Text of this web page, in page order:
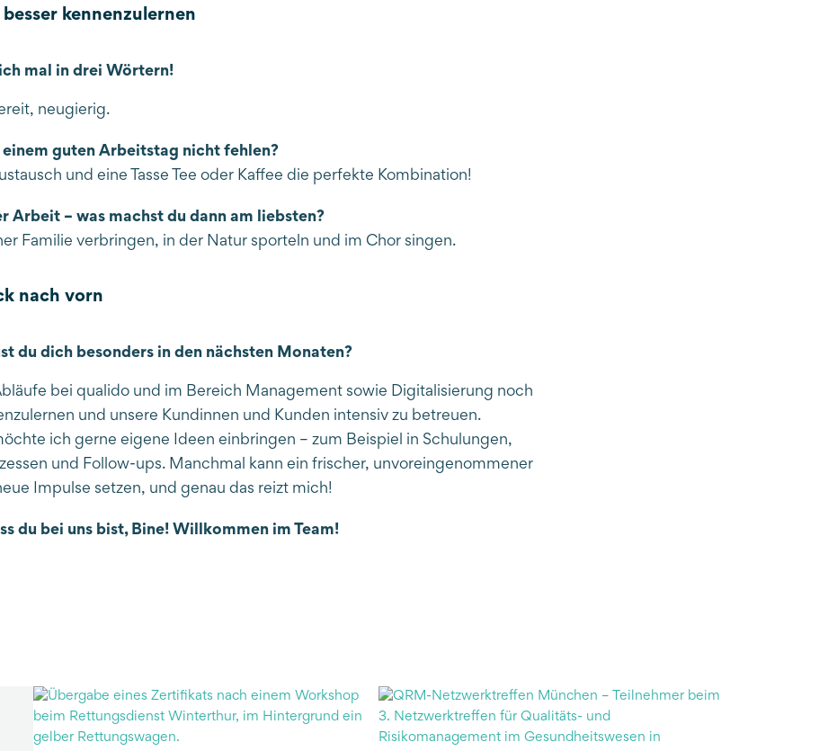
kennenzulernen
mal in drei Wörtern!
neugierig.
guten Arbeitstag nicht fehlen?
und eine Tasse Tee oder Kaffee die perfekte Kombination!
Arbeit – was machst du dann am liebsten?
Familie verbringen, in der Natur sporteln und im Chor singen.
nach vorn
du dich besonders in den nächsten Monaten?
bei qualido und im Bereich Management sowie Digitalisierung noch
und unsere Kundinnen und Kunden intensiv zu betreuen.
ich gerne eigene Ideen einbringen – zum Beispiel in Schulungen,
und Follow-ups. Manchmal kann ein frischer, unvoreingenommener
Impulse setzen, und genau das reizt mich!
du bei uns bist, Bine! Willkommen im Team!